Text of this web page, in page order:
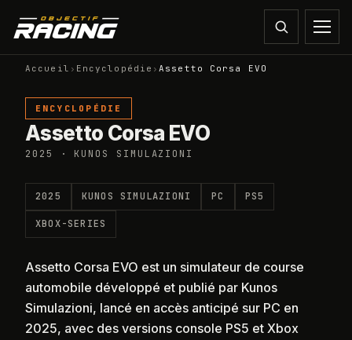
Accueil › Encyclopédie ›Assetto Corsa EVO
ENCYCLOPÉDIE
Assetto Corsa EVO
2025 · KUNOS SIMULAZIONI
2025 KUNOS SIMULAZIONI PC PS5
XBOX-SERIES
Assetto Corsa EVO est un simulateur de course
automobile développé et publié par Kunos
Simulazioni, lancé en accès anticipé sur PC en
2025, avec des versions console PS5 et Xbox